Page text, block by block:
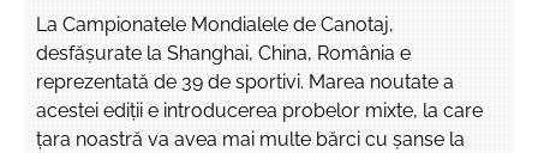
La Campionatele Mondialele de Canotaj,
desfăşurate la Shanghai, China, România e
reprezentată de 39 de sportivi. Marea noutate a
acestei ediții e introducerea probelor mixte, la care
țara noastră va avea mai multe bărci cu șanse la